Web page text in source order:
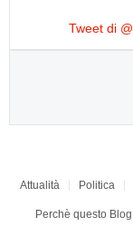
Tweet di
Attualità Politica
Perchè questo Blog